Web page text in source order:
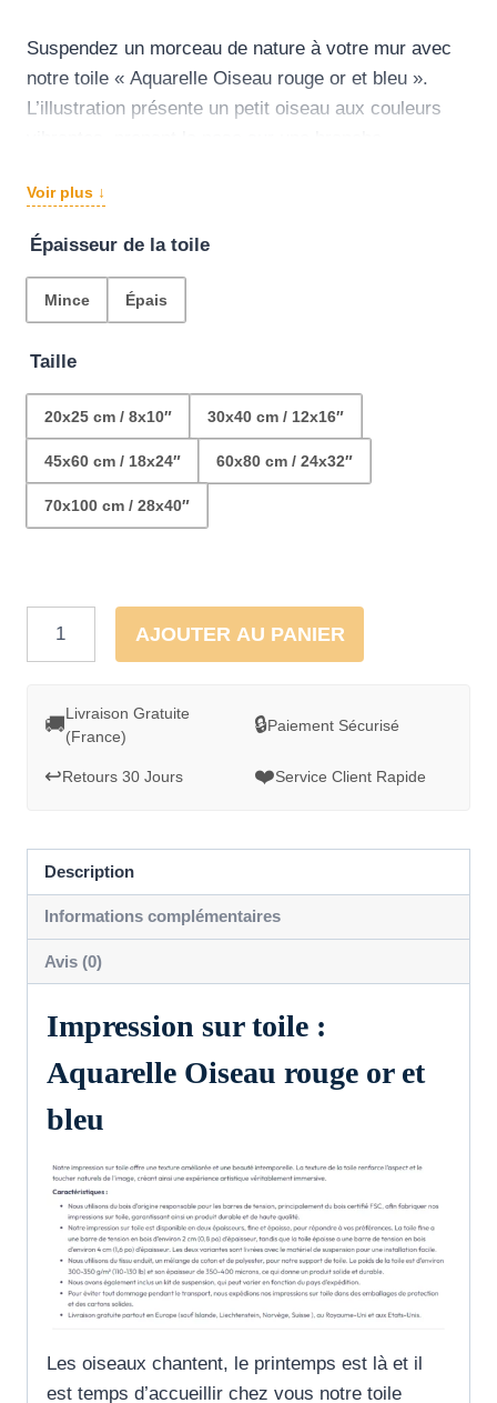
prix :
€29.99
Suspendez un morceau de nature à votre mur avec
notre toile « Aquarelle Oiseau rouge or et bleu ».
L’illustration présente un petit oiseau aux couleurs
joliment sur le fond blanc. Qui a besoin d’un
perroquet qui parle quand vous pouvez avoir ce petit
oiseau qui ajoute une touche d’élégance à n’importe
quelle pièce ?
Alors, pourquoi attendre ? Envolez-vous vers notre
Voir plus ↓
Épaisseur de la toile
Mince Épais
Taille
20x25 cm / 8x10″ 30x40 cm / 12x16″
45x60 cm / 18x24″ 60x80 cm / 24x32″
70x100 cm / 28x40″
décoratif
Aquarelle
et
bleu
AJOUTER AU PANIER
🚚 Livraison Gratuite
(France)
🔒Paiement Sécurisé
↩️ Retours 30 Jours ❤️Service Client Rapide
Description
Informations complémentaires
Avis (0)
Impression sur toile :
Aquarelle Oiseau rouge or et
bleu
Les oiseaux chantent, le printemps est là et il
est temps d’accueillir chez vous notre toile